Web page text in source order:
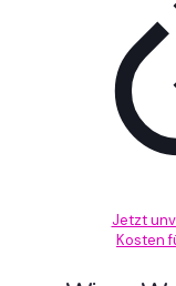
Jetzt
Kosten